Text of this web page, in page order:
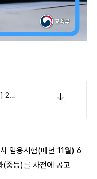
[교육부 08-23(월) 10시참고자료] 2022학년도 공립 중등 신규교사 임용시험 사전예고 현황.pdf
임용시험(매년 11월) 6
(중등)를 사전에 공고